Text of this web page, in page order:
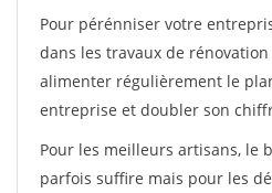
Pour pérénniser votre
dans les travaux de
alimenter régulièrement le
entreprise et doubler son
Pour les meilleurs artisans, le
parfois suffire mais pour les